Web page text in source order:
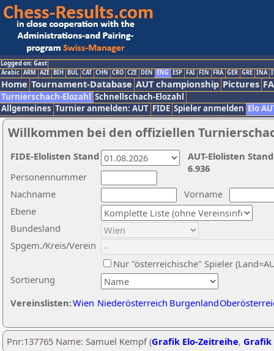
Logged on: Gast
Arabic ARM AZE BIH BUL CAT CHN CRO CZE DEN ENG ESP FAI FIN FRA GER GRE INA
Home Tournament-Database AUT championship Pictures
Turnierschach-Elozahl Schnellschach-Elozahl
Allgemeines Turnier anmelden: AUT FIDE Spieler anmelden Elo
Willkommen bei den offiziellen
Nachname
Vorname
Ebene
Sortierung
Personennummer
Bundesland
Spgem./Kreis/Verein
Nur "österreichische" Spieler
Vereinslisten:Wien Niederösterreich Burgenland
AUT-Elolisten
6.936
FIDE-Elolisten Stand
Pnr:137765 Name: Samuel Kempf (Grafik Elo-Zeitreihe, Grafik